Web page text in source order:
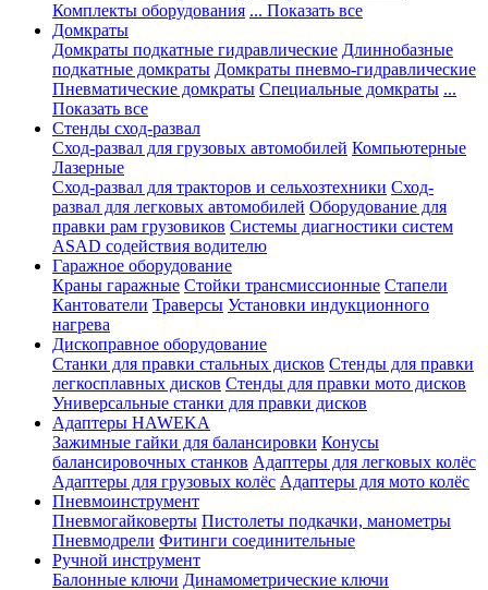
Комплекты оборудования ... Показать все
Домкраты
Домкраты подкатные гидравлические Длиннобазные
подкатные домкраты Домкраты пневмо-гидравлические
Пневматические домкраты Специальные домкраты ...
Показать все
Стенды сход-развал
Сход-развал для грузовых автомобилей Компьютерные
Лазерные
Сход-развал для тракторов и сельхозтехники Сход-
развал для легковых автомобилей Оборудование для
правки рам грузовиков Системы диагностики систем
ASAD содействия водителю
Гаражное оборудование
Краны гаражные Стойки трансмиссионные Стапели
Кантователи Траверсы Установки индукционного
нагрева
Дископравное оборудование
Станки для правки стальных дисков Стенды для правки
легкосплавных дисков Стенды для правки мото дисков
Универсальные станки для правки дисков
Адаптеры HAWEKA
Зажимные гайки для балансировки Конусы
балансировочных станков Адаптеры для легковых колёс
Адаптеры для грузовых колёс Адаптеры для мото колёс
Пневмоинструмент
Пневмогайковерты Пистолеты подкачки, манометры
Пневмодрели Фитинги соединительные
Ручной инструмент
Балонные ключи Динамометрические ключи